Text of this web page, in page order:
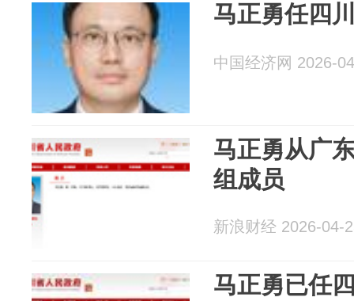
马正勇任四
中国经济网 2026-
马正勇从广
组成员
新浪财经 2026-04-
马正勇已任